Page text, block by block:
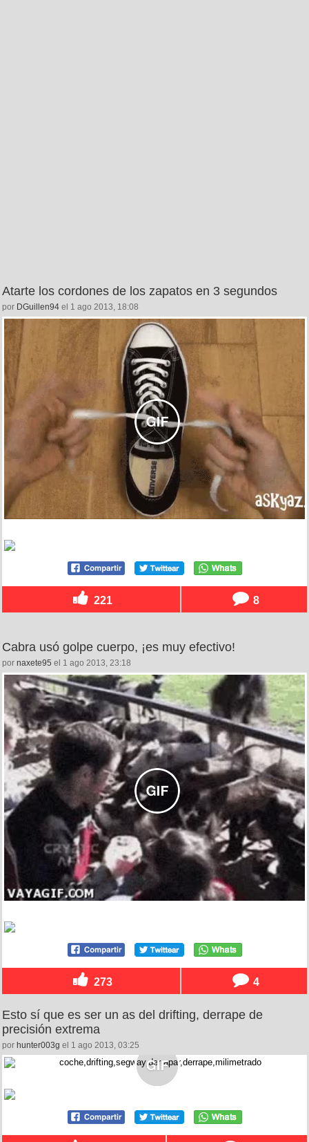
Atarte los cordones de los zapatos en 3 segundos
por DGuillen94 el 1 ago 2013, 18:08
221 8
Cabra usó golpe cuerpo, ¡es muy efectivo!
por naxete95 el 1 ago 2013, 23:18
273 4
Esto sí que es ser un as del drifting, derrape de
precisión extrema
por hunter003g el 1 ago 2013, 03:25